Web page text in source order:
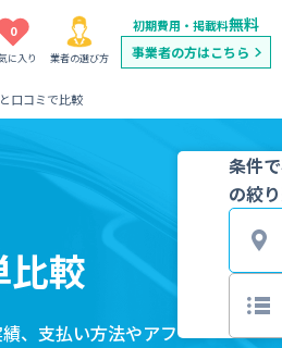
0
に入り 業者の選び方
初期費用・掲載料無料
事業者の方はこちら
口コミで比較
較
、支払い方法やアフ
条件
の絞